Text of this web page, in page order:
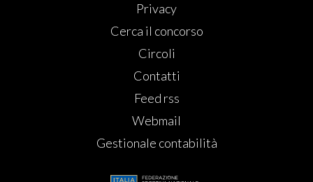
Privacy
Cerca il concorso
Circoli
Contatti
Feed rss
Webmail
Gestionale contabilità